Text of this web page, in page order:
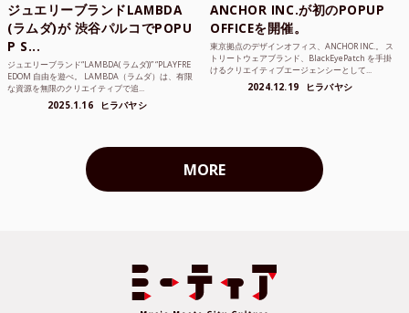
ジュエリーブランドLAMBDA
(ラムダ)が 渋谷パルコでPOPU
P S...
ジュエリーブランド“LAMBDA( ラムダ))” “PLAYFRE
EDOM 自由を遊べ。 LAMBDA（ラムダ）は、有限
な資源を無限のクリエイティブで追...
2025.1.16 ヒラバヤシ
ANCHOR INC.が初のPOPUP
OFFICEを開催。
東京拠点のデザインオフィス、ANCHOR INC.。 ス
トリートウェアブランド、BlackEyePatch を手掛
けるクリエイティブエージェンシーとして...
2024.12.19 ヒラバヤシ
MORE